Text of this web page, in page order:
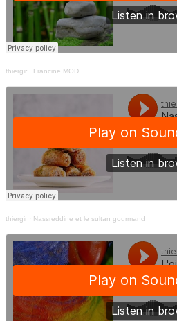
thiergir · Francine MOD
thiergir · Nassreddine et le sultan gourmand